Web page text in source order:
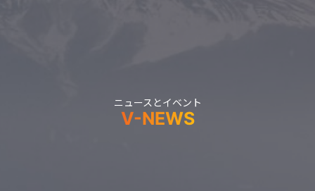
ニュースとイベント
V-NEWS